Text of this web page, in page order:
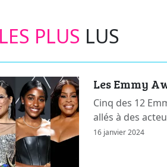
LES PLUS LUS
Les Emmy
Cinq des 12
allés à des
16 janvier 2024